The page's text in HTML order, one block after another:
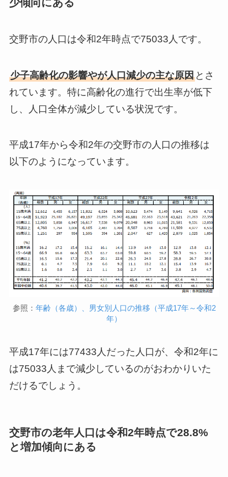
交野市の人口は令和2年時点で75033人です。
少子高齢化の影響やが人口減少の主な原因とさ
れています。特に高齢化の進行で出生率が低下
し、人口全体が減少している状況です。
平成17年から令和2年の交野市の人口の推移は
以下のようになっています。
参照： 年齢（各歳）、男女別人口の推移（平成17年～令和2
年）
平成17年には77433人だった人口が、令和2年に
は75033人まで減少しているのがおわかりいた
だけるでしょう。
交野市の老年人口は令和2年時点で28.8%
と増加傾向にある